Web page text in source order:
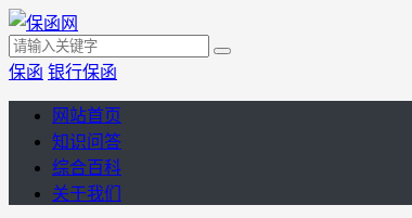
保函 银行保函
网站首页
知识问答
综合百科
关于我们